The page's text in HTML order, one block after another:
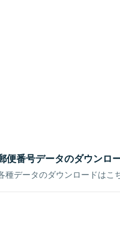
便番号データのダウンロ
種データのダウンロードはこ